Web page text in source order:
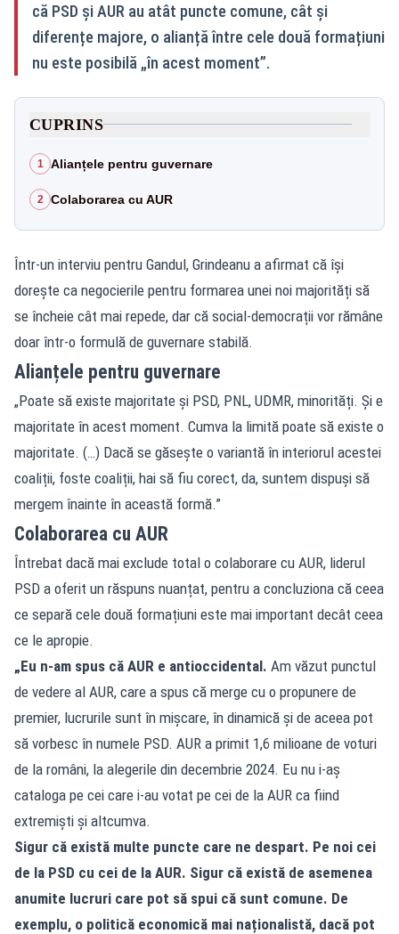
că PSD și AUR au atât puncte comune, cât și
diferențe majore, o alianță între cele două formațiuni
nu este posibilă „în acest moment”.
CUPRINS
1 Alianțele pentru guvernare
2 Colaborarea cu AUR
Într-un interviu pentru Gandul, Grindeanu a afirmat că își
dorește ca negocierile pentru formarea unei noi majorități să
se încheie cât mai repede, dar că social‑democrații vor rămâne
doar într‑o formulă de guvernare stabilă.
Alianțele pentru guvernare
„Poate să existe majoritate și PSD, PNL, UDMR, minorități. Și e
majoritate în acest moment. Cumva la limită poate să existe o
majoritate. (…) Dacă se găsește o variantă în interiorul acestei
coaliții, foste coaliții, hai să fiu corect, da, suntem dispuși să
mergem înainte în această formă.”
Colaborarea cu AUR
Întrebat dacă mai exclude total o colaborare cu AUR, liderul
PSD a oferit un răspuns nuanțat, pentru a concluziona că ceea
ce separă cele două formațiuni este mai important decât ceea
ce le apropie.
„Eu n‑am spus că AUR e antioccidental. Am văzut punctul
de vedere al AUR, care a spus că merge cu o propunere de
premier, lucrurile sunt în mișcare, în dinamică și de aceea pot
să vorbesc în numele PSD. AUR a primit 1,6 milioane de voturi
de la români, la alegerile din decembrie 2024. Eu nu i‑aș
cataloga pe cei care i‑au votat pe cei de la AUR ca fiind
extremiști și altcumva.
Sigur că există multe puncte care ne despart. Pe noi cei
de la PSD cu cei de la AUR. Sigur că există de asemenea
anumite lucruri care pot să spui că sunt comune. De
exemplu, o politică economică mai naționalistă, dacă pot